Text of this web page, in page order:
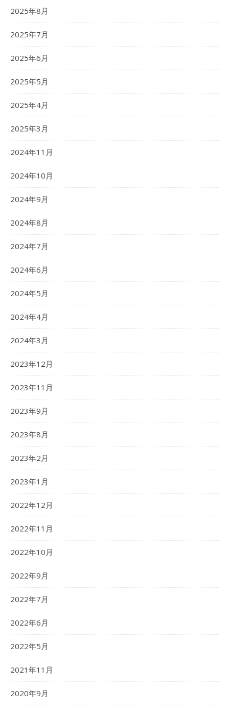
2025年8月
2025年7月
2025年6月
2025年5月
2025年4月
2025年3月
2024年11月
2024年10月
2024年9月
2024年8月
2024年7月
2024年6月
2024年5月
2024年4月
2024年3月
2023年12月
2023年11月
2023年9月
2023年8月
2023年2月
2023年1月
2022年12月
2022年11月
2022年10月
2022年9月
2022年7月
2022年6月
2022年5月
2021年11月
2020年9月